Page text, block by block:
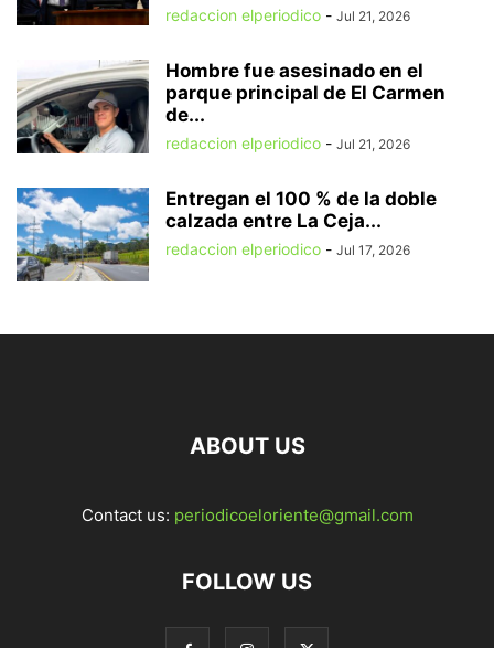
redaccion elperiodico - Jul 21, 2026
Hombre fue asesinado en el
parque principal de El Carmen
de...
redaccion elperiodico - Jul 21, 2026
Entregan el 100 % de la doble
calzada entre La Ceja...
redaccion elperiodico - Jul 17, 2026
ABOUT US
Contact us: periodicoeloriente@gmail.com
FOLLOW US